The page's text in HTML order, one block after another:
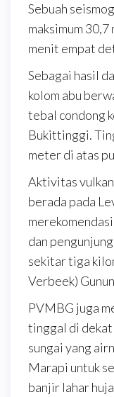
Sebuah
maksimum
menit empat
Sebagai hasil
kolom abu
tebal condong
Bukittinggi.
meter di atas
Aktivitas
berada pada
dan
sekitar tiga
Verbeek)
PVMBG juga
tinggal di dekat
sungai yang
Marapi untuk
banjir lahar